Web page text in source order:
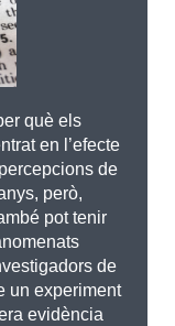
què els
en l’efecte
de
però,
pot tenir
de
un experiment
evidència